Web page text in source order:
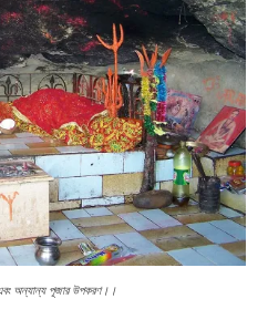
এবং অন্যান্য পূজার উপকরণ।।